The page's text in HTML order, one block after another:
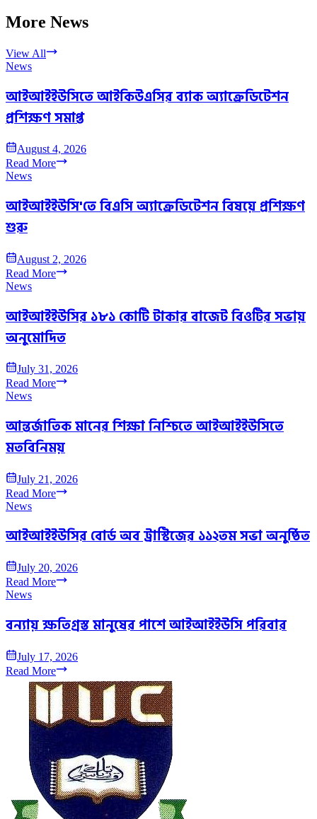
More News
View All
News
আইআইইউসিতে আইকিউএসির ব্যাক অ্যাক্রেডিটেশন
প্রশিক্ষণ সমাপ্ত
August 4, 2026
Read More
News
আইআইইউসি'তে বিএসি অ্যাক্রেডিটেশন বিষয়ে প্রশিক্ষণ
শুরু
August 2, 2026
Read More
News
আইআইইউসির ১৮১ কোটি টাকার বাজেট বিওটির সভায়
অনুমোদিত
July 31, 2026
Read More
News
আন্তর্জাতিক মানের শিক্ষা নিশ্চিতে আইআইইউসিতে
মতবিনিময়
July 21, 2026
Read More
News
আইআইইউসির বোর্ড অব ট্রাস্টিজের ১১২তম সভা অনুষ্ঠিত
July 20, 2026
Read More
News
বন্যায় ক্ষতিগ্রস্ত মানুষের পাশে আইআইইউসি পরিবার
July 17, 2026
Read More